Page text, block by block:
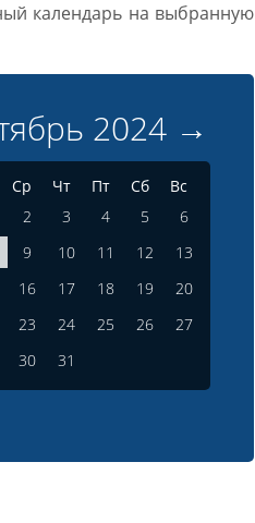
календарь на выбранную
2024 →
Ср Чт Пт Сб
Вс
2 3 4 5
6
9 10 11 12
13
16 17 18 19
20
23 24 25 26
27
30 31